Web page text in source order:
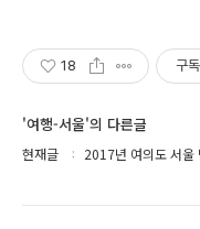
18 구
'여행-서울'의 다른글
현재글 2017년 여의도 서울